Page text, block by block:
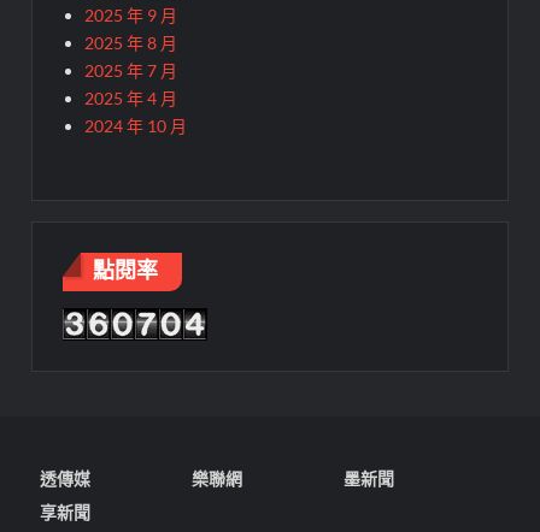
2025 年 9 月
2025 年 8 月
2025 年 7 月
2025 年 4 月
2024 年 10 月
點閱率
透傳媒 樂聯網
墨新聞
享新聞